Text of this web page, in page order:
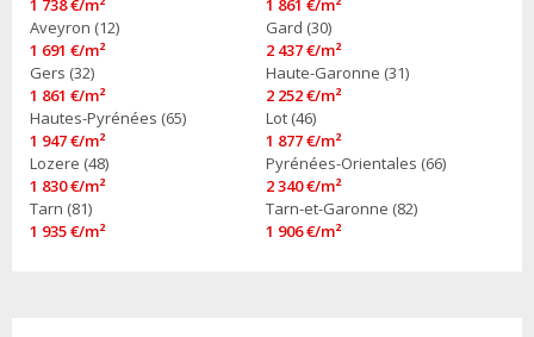
1 738 €/m²
1 861 €/m²
Aveyron (12)
1 691 €/m²
Gard (30)
2 437 €/m²
Gers (32)
1 861 €/m²
Haute-Garonne (31)
2 252 €/m²
Hautes-Pyrénées (65)
1 947 €/m²
Lot (46)
1 877 €/m²
Lozere (48)
1 830 €/m²
Pyrénées-Orientales (66)
2 340 €/m²
Tarn (81)
1 935 €/m²
Tarn-et-Garonne (82)
1 906 €/m²